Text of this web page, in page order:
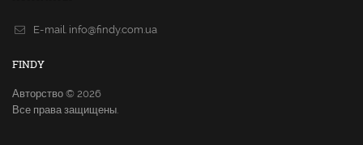
E-mail. info@findy.com.ua
FINDY
Авторство © 2026
Все права защищены.